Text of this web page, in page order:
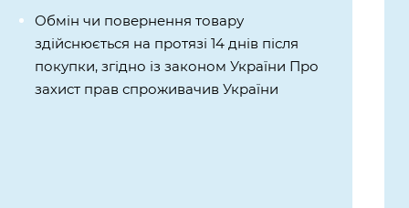
Обмін чи повернення товару
здійснюється на протязі 14 днів після
покупки, згідно із законом України Про
захист прав спроживачив України